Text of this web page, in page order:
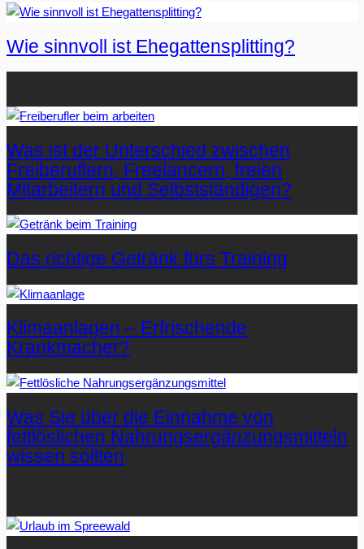
Wie sinnvoll ist Ehegattensplitting?
Was ist der Unterschied zwischen
Freiberuflern, Freelancern, freien
Mitarbeitern und Selbstständigen?
Das richtige Getränk fürs Training
Klimaanlagen – Erfrischende
Krankmacher?
Was Sie über die Einnahme von
fettlöslichen Nahrungsergänzungsmitteln
wissen sollten